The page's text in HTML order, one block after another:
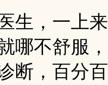
生，一上
哪不舒服
断，百分